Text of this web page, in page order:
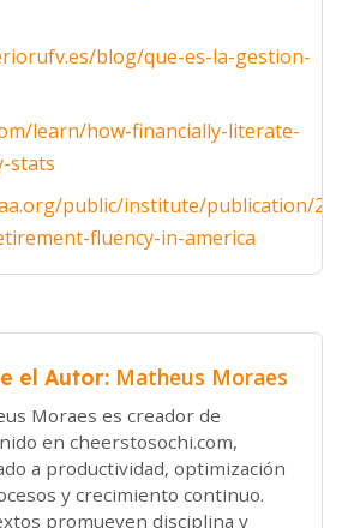
blog/que-es-la-gestion-
learn/how-financially-literate-
stats
public/institute/publication/
fluency-in-america
el Autor: Matheus Moraes
Moraes es creador de
en cheerstosochi.com,
a productividad, optimización
y crecimiento continuo.
promueven disciplina y